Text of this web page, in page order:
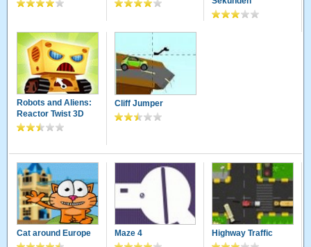
Robots and Aliens:
Reactor Twist 3D
Cliff Jumper
Cat around Europe Maze 4 Highway Traffic